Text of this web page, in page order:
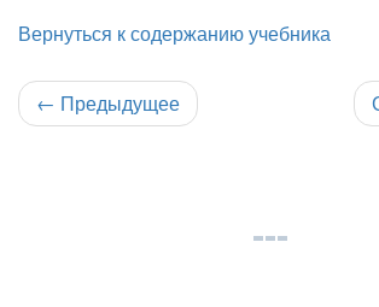
Вернуться к содержанию учебника
← Предыдущее